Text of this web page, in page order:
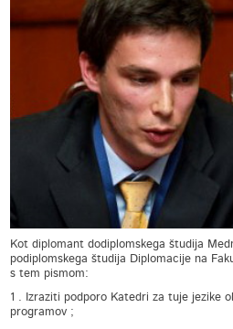
Kot diplomant dodiplomskega študija
podiplomskega študija Diplomacije na
s tem pismom:
1 . Izraziti podporo Katedri za tuje jezike
programov ;